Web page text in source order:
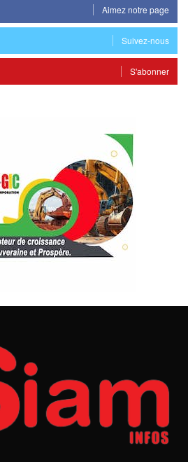
Aimez notre page
Suivez-nous
S'abonner